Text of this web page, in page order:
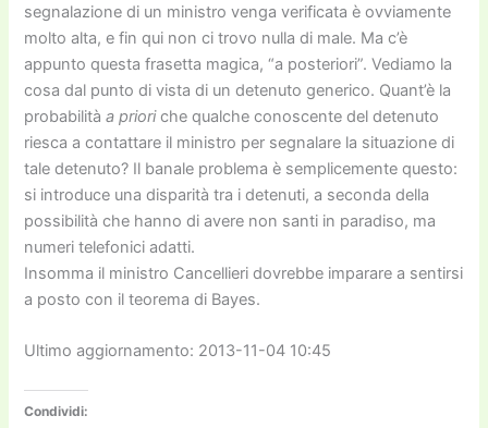
segnalazione di un ministro venga verificata è ovviamente
molto alta, e fin qui non ci trovo nulla di male. Ma c’è
appunto questa frasetta magica, “a posteriori”. Vediamo la
cosa dal punto di vista di un detenuto generico. Quant’è la
probabilitàa prioriche qualche conoscente del detenuto
riesca a contattare il ministro per segnalare la situazione di
tale detenuto? Il banale problema è semplicemente questo:
si introduce una disparità tra i detenuti, a seconda della
possibilità che hanno di avere non santi in paradiso, ma
numeri telefonici adatti.
Insomma il ministro Cancellieri dovrebbe imparare a sentirsi
a posto con il teorema di Bayes.
Ultimo aggiornamento: 2013-11-04 10:45
Condividi: